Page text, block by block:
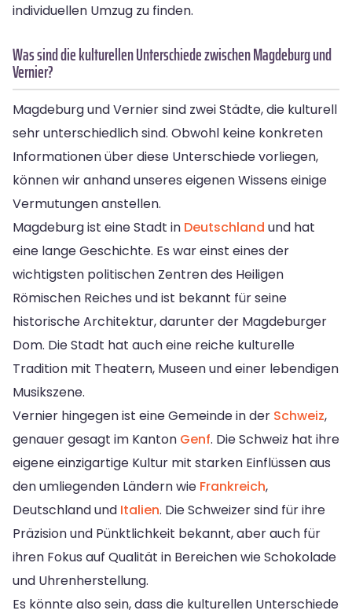
individuellen Umzug zu finden.
Was sind die kulturellen Unterschiede zwischen Magdeburg und
Vernier?
Magdeburg und Vernier sind zwei Städte, die kulturell
sehr unterschiedlich sind. Obwohl keine konkreten
Informationen über diese Unterschiede vorliegen,
können wir anhand unseres eigenen Wissens einige
Vermutungen anstellen.
Magdeburg ist eine Stadt in Deutschland und hat
eine lange Geschichte. Es war einst eines der
wichtigsten politischen Zentren des Heiligen
Römischen Reiches und ist bekannt für seine
historische Architektur, darunter der Magdeburger
Dom. Die Stadt hat auch eine reiche kulturelle
Tradition mit Theatern, Museen und einer lebendigen
Musikszene.
Vernier hingegen ist eine Gemeinde in der Schweiz,
genauer gesagt im Kanton Genf. Die Schweiz hat ihre
eigene einzigartige Kultur mit starken Einflüssen aus
den umliegenden Ländern wie Frankreich,
Deutschland und Italien. Die Schweizer sind für ihre
Präzision und Pünktlichkeit bekannt, aber auch für
ihren Fokus auf Qualität in Bereichen wie Schokolade
und Uhrenherstellung.
Es könnte also sein, dass die kulturellen Unterschiede